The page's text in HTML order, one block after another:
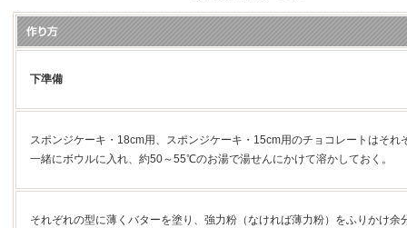
下準備
スポンジケーキ・18cm用、スポンジケーキ・15cm用のチョコレートはそれ
一緒にボウルに入れ、約50～55℃のお湯で湯せんにかけて溶かしておく。
それぞれの型に薄くバターを塗り、強力粉（なければ薄力粉）をふりかけ余